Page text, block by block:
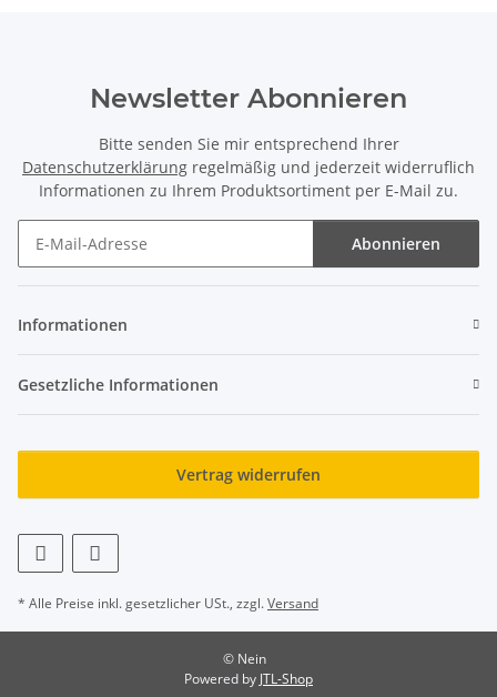
Newsletter Abonnieren
Bitte senden Sie mir entsprechend Ihrer
Datenschutzerklärung regelmäßig und jederzeit widerruflich
Informationen zu Ihrem Produktsortiment per E-Mail zu.
Abonnieren
Informationen
Gesetzliche Informationen
Vertrag widerrufen
* Alle Preise inkl. gesetzlicher USt., zzgl.Versand
© Nein
Powered by JTL-Shop